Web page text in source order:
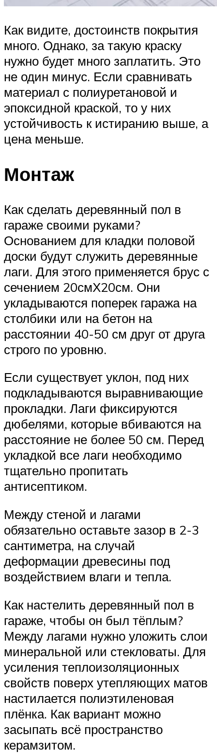
Как видите, достоинств покрытия
много. Однако, за такую краску
нужно будет много заплатить. Это
не один минус. Если сравнивать
материал с полиуретановой и
эпоксидной краской, то у них
устойчивость к истиранию выше, а
цена меньше.
Монтаж
Как сделать деревянный пол в
гараже своими руками?
Основанием для кладки половой
доски будут служить деревянные
лаги. Для этого применяется брус с
сечением 20смХ20см. Они
укладываются поперек гаража на
столбики или на бетон на
расстоянии 40-50 см друг от друга
строго по уровню.
Если существует уклон, под них
подкладываются выравнивающие
прокладки. Лаги фиксируются
дюбелями, которые вбиваются на
расстояние не более 50 см. Перед
укладкой все лаги необходимо
тщательно пропитать
антисептиком.
Между стеной и лагами
обязательно оставьте зазор в 2-3
сантиметра, на случай
деформации древесины под
воздействием влаги и тепла.
Как настелить деревянный пол в
гараже, чтобы он был тёплым?
Между лагами нужно уложить слои
минеральной или стекловаты. Для
усиления теплоизоляционных
свойств поверх утепляющих матов
настилается полиэтиленовая
плёнка. Как вариант можно
засыпать всё пространство
керамзитом.